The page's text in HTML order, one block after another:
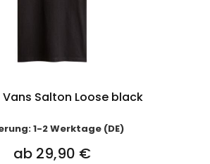
Salton Loose black
1-2 Werktage (DE)
ab 29,90 €